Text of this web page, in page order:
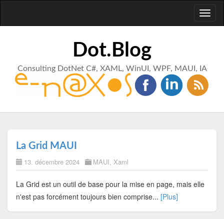
Dot.Blog
Consulting DotNet C#, XAML, WinUI, WPF, MAUI, IA
La Grid MAUI
13. décembre 2024 MAUI, Xaml
La Grid est un outil de base pour la mise en page, mais elle
n'est pas forcément toujours bien comprise... [Plus]